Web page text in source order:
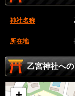
神社名称
所在地
乙宮神社へ